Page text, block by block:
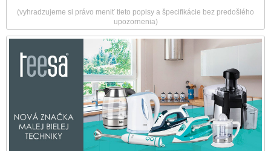
(vyhradzujeme si právo meniť tieto popisy a špecifikácie bez predošlého
upozornenia)